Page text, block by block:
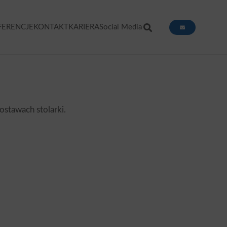
KONTAKT KARIERASocial Media
stolarki.